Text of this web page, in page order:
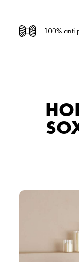
100% anti